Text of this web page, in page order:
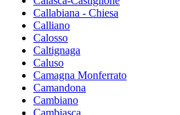
Callabiana - Chiesa
Calliano
Calosso
Caltignaga
Caluso
Camagna Monferrato
Camandona
Cambiano
Cambiasca